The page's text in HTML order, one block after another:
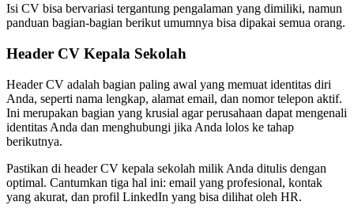
Isi CV bisa bervariasi tergantung pengalaman yang dimiliki, namun
panduan bagian-bagian berikut umumnya bisa dipakai semua orang.
Header CV Kepala Sekolah
Header CV adalah bagian paling awal yang memuat identitas diri
Anda, seperti nama lengkap, alamat email, dan nomor telepon aktif.
Ini merupakan bagian yang krusial agar perusahaan dapat mengenali
identitas Anda dan menghubungi jika Anda lolos ke tahap
berikutnya.
Pastikan di header CV kepala sekolah milik Anda ditulis dengan
optimal. Cantumkan tiga hal ini: email yang profesional, kontak
yang akurat, dan profil LinkedIn yang bisa dilihat oleh HR.